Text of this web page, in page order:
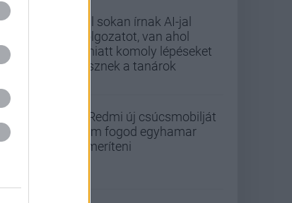
Túl sokan írnak AI-jal
dolgozatot, van ahol
emiatt komoly lépéseket
tesznek a tanárok
A Redmi új csúcsmobilját
nem fogod egyhamar
lemeríteni